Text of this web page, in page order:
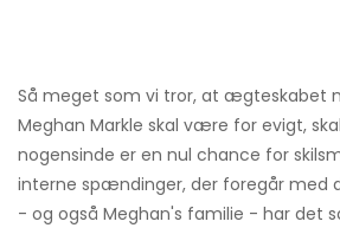
Så meget som vi tror, ​​at ægteskabet
Meghan Markle skal være for evigt,
nogensinde er en nul chance for
interne spændinger, der foregår med
- og også Meghan's familie - har det